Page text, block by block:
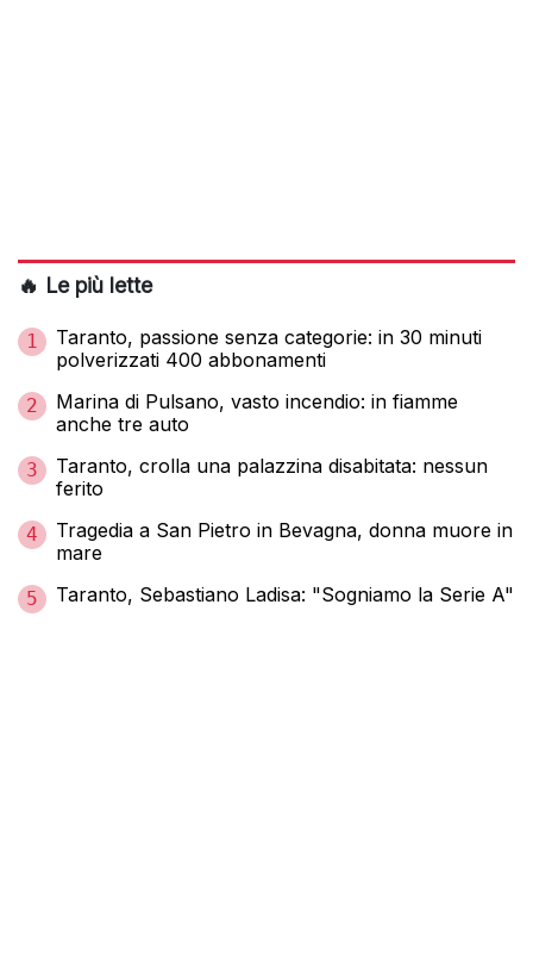
🔥 Le più lette
1
Taranto, passione senza categorie: in 30 minuti
polverizzati 400 abbonamenti
2
Marina di Pulsano, vasto incendio: in fiamme
anche tre auto
3
Taranto, crolla una palazzina disabitata: nessun
ferito
4
Tragedia a San Pietro in Bevagna, donna muore in
mare
5 Taranto, Sebastiano Ladisa: "Sogniamo la Serie A"